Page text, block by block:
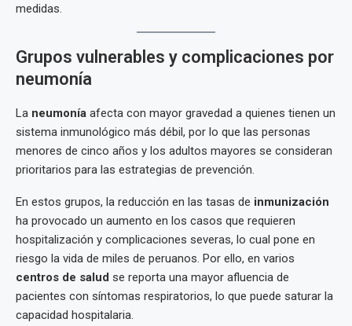
medidas.
Grupos vulnerables y complicaciones por
neumonía
La neumonía afecta con mayor gravedad a quienes tienen un
sistema inmunológico más débil, por lo que las personas
menores de cinco años y los adultos mayores se consideran
prioritarios para las estrategias de prevención.
En estos grupos, la reducción en las tasas de inmunización
ha provocado un aumento en los casos que requieren
hospitalización y complicaciones severas, lo cual pone en
riesgo la vida de miles de peruanos. Por ello, en varios
centros de salud se reporta una mayor afluencia de
pacientes con síntomas respiratorios, lo que puede saturar la
capacidad hospitalaria.